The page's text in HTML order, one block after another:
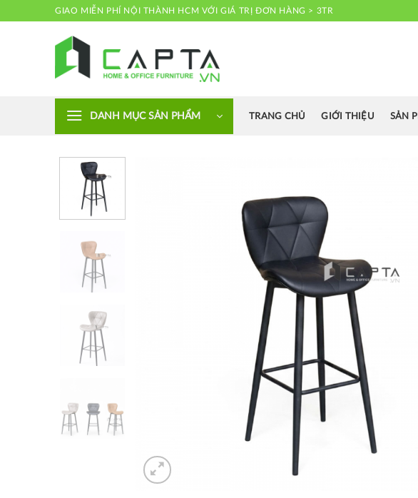
GIAO MIỄN PHÍ NỘI THÀNH HCM VỚI GIÁ TRỊ ĐƠN HÀNG > 3TR
DANH MỤC SẢN PHẨM TRANG CHỦ GIỚI THIỆU SẢN